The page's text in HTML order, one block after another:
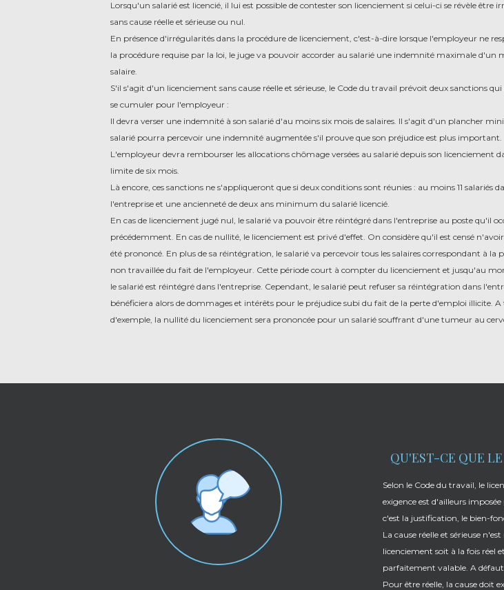
Lorsqu'un salarié est licencié, il lui est possible de contester son licenciement si celui-ci se révèle être
sans cause réelle et sérieuse ou nul.
En présence d'irrégularités dans la procédure de licenciement, c'est-à-dire lorsque l'employeur ne
la procédure requise par la loi, le juge va pouvoir accorder au salarié une indemnité maximale d'un
salaire.
S'il s'agit d'un licenciement sans cause réelle et sérieuse, le Code du travail prévoit deux sanctions
se cumuler pour l'employeur :
Il devra verser une indemnité à son salarié d'au moins six mois de salaires. Il s'agit d'un plancher
salarié pourra percevoir une indemnité augmentée s'il prouve que son préjudice est plus important.
L'employeur devra rembourser les allocations chômage versées au salarié depuis son licenciement
limite de six mois.
Là encore, ces sanctions ne s'appliqueront que si deux conditions sont réunies : au moins 11 salariés
l'entreprise et une ancienneté de deux ans minimum du salarié licencié.
En cas de licenciement jugé nul, le salarié va pouvoir être réintégré dans l'entreprise au poste qu'il
précédemment. En cas de nullité, le licenciement est privé d'effet. On considère qu'il est censé
été prononcé. En plus de sa réintégration, le salarié va percevoir tous les salaires correspondant à la
non travaillée du fait de l'employeur. Cette période court à compter du licenciement et jusqu'au
le salarié est réintégré dans l'entreprise. Cependant, le salarié peut refuser sa réintégration dans
bénéficiera alors de dommages et intérêts pour le préjudice subi du fait de la perte d'emploi illicite.
d'exemple, la nullité du licenciement sera prononcée pour un salarié souffrant d'une tumeur au
QU'EST-CE QUE
Selon le Code du travail, le
exigence est d'ailleurs
c'est la justification, le bien-
La cause réelle et sérieuse
licenciement soit à la fois réel
parfaitement valable. A défaut
Pour être réelle, la cause doit